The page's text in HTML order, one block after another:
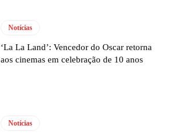
Notícias
‘La La Land’: Vencedor do Oscar retorna
aos cinemas em celebração de 10 anos
Notícias